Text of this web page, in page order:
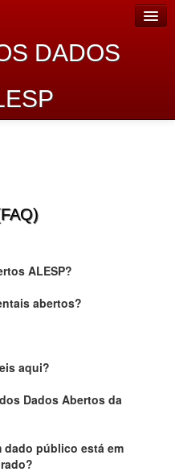
DADOS
ALESP?
abertos?
aqui?
Dados Abertos da
dado público está em